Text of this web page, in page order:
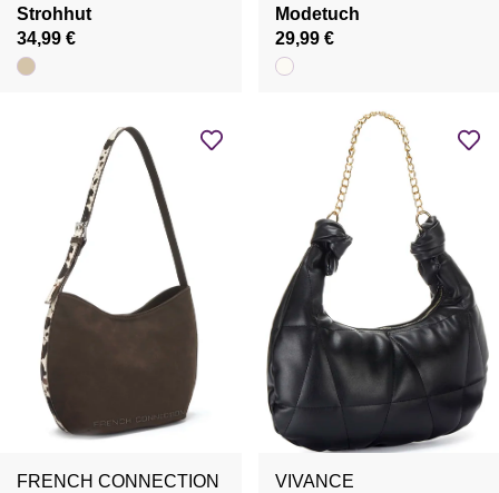
Strohhut
34,99 €
Modetuch
29,99 €
FRENCH CONNECTION
VIVANCE